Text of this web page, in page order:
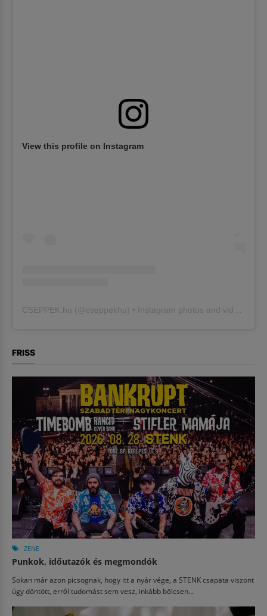
View this profile on Instagram
CSEPPEK.hu (@cseppekhu ) • Instagram photos and videos
FRISS
ZENE
Punkok, időutazók és megmondók
Sokan már azon picsognak, hogy itt a nyár vége, a STENK csapata viszont
úgy döntött, erről tudomást sem vesz, inkább bölcsen...